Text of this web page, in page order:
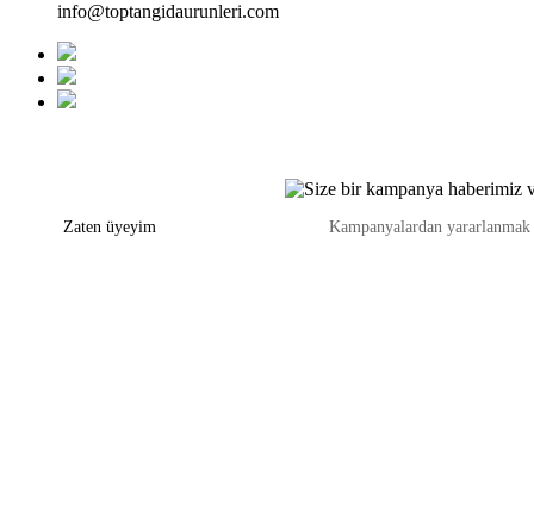
info@toptangidaurunleri.com
Kampanyalardan
Zaten üyeyim